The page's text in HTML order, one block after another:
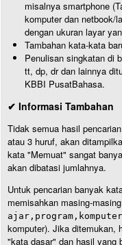
misalnya smartphone
komputer dan netbook/
dengan ukuran layar
Tambahan kata-kata
Penulisan singkatan di
tt, dp, dr dan lainnya
KBBI PusatBahasa.
✔ Informasi Tambahan
Tidak semua hasil
atau 3 huruf, akan
kata "Memuat" sangat
akan dibatasi jumlahnya.
Untuk pencarian banyak
memisahkan masing-
ajar,program,komputer
komputer). Jika ditemukan,
"kata dasar" dan hasil yang